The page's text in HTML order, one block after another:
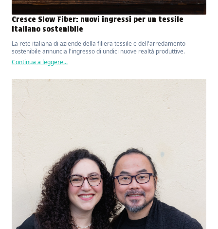
Cresce Slow Fiber: nuovi ingressi per un tessile
italiano sostenibile
La rete italiana di aziende della filiera tessile e dell'arredamento
sostenibile annuncia l'ingresso di undici nuove realtà produttive.
Continua a leggere...